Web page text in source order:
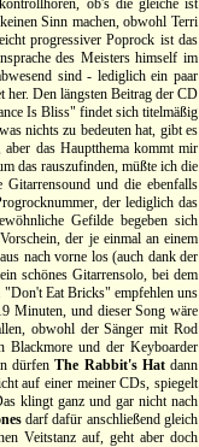
ob's die gleiche ist
Sinn machen, obwohl Terri
progressiver Poprock ist das
des Meisters himself im
sind - lediglich ein paar
her. Den längsten Beitrag der CD
Is Bliss" findet sich titelmäßig
nichts zu bedeuten hat, gibt es
das Hauptthema kommt mir
das rauszufinden, müßte ich die
und die ebenfalls
der lediglich das
Gefilde begeben sich
der je einmal an einem
nach vorne los (auch dank der
schönes Gitarrensolo, bei dem
"Don't Eat Bricks" empfehlen uns
Minuten, und dieser Song wäre
obwohl der Sänger mit Rod
Blackmore und der Keyboarder
dürfenThe Rabbit's Hatdann
auf einer meiner CDs, spiegelt
klingt ganz und gar nicht nach
darf dafür anschließend gleich
Veitstanz auf, geht aber doch